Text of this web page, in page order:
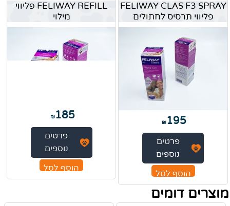
FELIWAY CLAS F3 SPRAY
פליווי תרסיס לחתולים
₪195
פרטים
נוספים
הוסף לסל
FELIWAY REFILL פליווי
מילוי
₪185
פרטים
נוספים
הוסף לסל
מוצרים דומים